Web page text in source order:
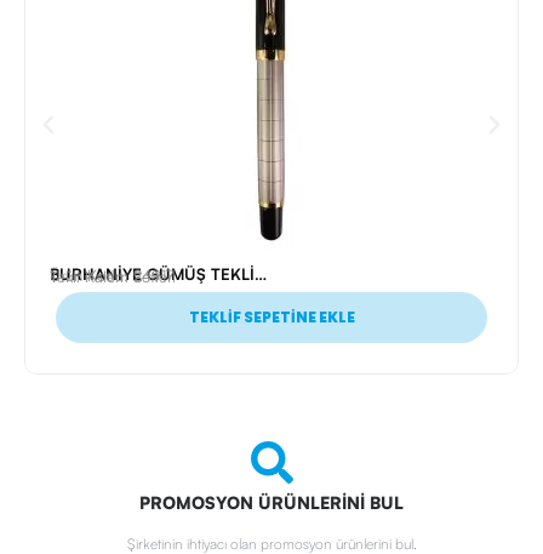
BURHANİYE GÜMÜŞ TEKLİ KALEM SETİ
Ürün Kodu: 24917
Tekli Kalem Setleri
TEKLİF SEPETİNE EKLE
PROMOSYON ÜRÜNLERİNİ BUL
Şirketinin ihtiyacı olan promosyon ürünlerini bul.